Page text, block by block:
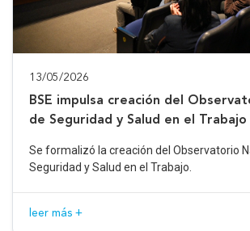
13/05/2026
BSE impulsa creación del
de Seguridad y Salud en el Trabajo
Se formalizó la creación del Observatorio
Seguridad y Salud en el Trabajo.
leer más +